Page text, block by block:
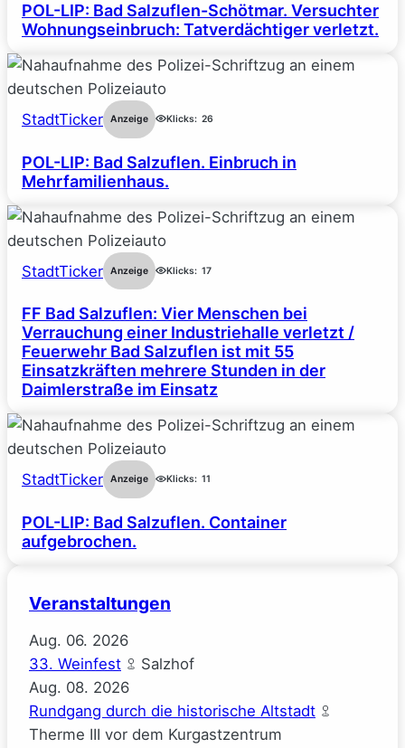
POL-LIP: Bad Salzuflen-Schötmar. Versuchter
Wohnungseinbruch: Tatverdächtiger verletzt.
StadtTicker Anzeige Klicks: 26
POL-LIP: Bad Salzuflen. Einbruch in
Mehrfamilienhaus.
StadtTicker Anzeige Klicks: 17
FF Bad Salzuflen: Vier Menschen bei
Verrauchung einer Industriehalle verletzt /
Feuerwehr Bad Salzuflen ist mit 55
Einsatzkräften mehrere Stunden in der
Daimlerstraße im Einsatz
StadtTicker Anzeige Klicks: 11
POL-LIP: Bad Salzuflen. Container
aufgebrochen.
Veranstaltungen
Aug. 06. 2026
33. Weinfest
Salzhof
Aug. 08. 2026
Rundgang durch die historische Altstadt
Therme III vor dem Kurgastzentrum